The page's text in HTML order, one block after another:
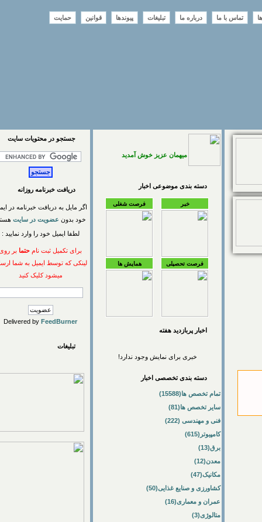
تماس با ما درباره ما تبلیغات پیوندها قوانین حمایت
میهمان عزیز خوش آمدید
دسته بندی موضوعی اخبار
فرصت شغلی
فرصت تحصیلی همایش ها
اخبار پربازديد هفته
خبری برای نمایش وجود ندارد!
دسته بندی تخصصی اخبار
تمام تخصص ها(15588)
سایر تخصص ها(81)
فنی و مهندسی (222)
کامپیوتر(615)
برق(13)
معدن(12)
مکانیک(47)
کشاورزی و صنایع غذایی(50)
عمران و معماری(16)
متالوژی(3)
جستجو در محتويات سايت
دریافت خبرنامه روزانه
اگر مایل به دریافت خبرنامه در ایمیل
خود بدونعضویت در سایتهستید
لطفا ایمیل خود را وارد نمایید :
برای تکمیل ثبت نام حتمابر روی
لینکی که توسط ایمیل به شما ارسال
میشود کلیک کنید
Delivered byFeedBurner
تبلیغات